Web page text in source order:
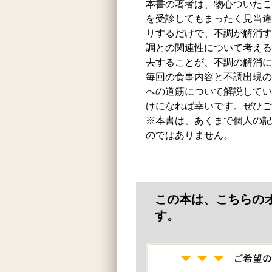
本書の著者は、物心ついた
を受診してもまったく見当
りするだけで、不調が解消
調との関連性について考え
去することが、不調の解消
毎回の食事内容と不調出現
への道筋について解説して
けになれば幸いです。ぜひ
※本書は、あくまで個人の
のではありません。
この本は、こちらの
す。